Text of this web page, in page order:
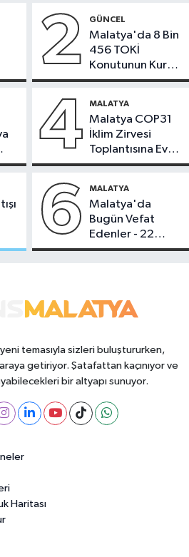
2 GÜNCEL
Malatya'da 8 Bin
456 TOKİ
Konutunun Kurası
Bugün Çekiliyor
4 MALATYA
Malatya COP31
İklim Zirvesi
Toplantısına Ev
Sahipliği Yaptı
6 MALATYA
Malatya'da
Bugün Vefat
Edenler - 22
Temmuz 2026
temasıyla sizleri buluştururken,
getiriyor. Şatafattan kaçınıyor ve
bir altyapı sunuyor.
Haritası